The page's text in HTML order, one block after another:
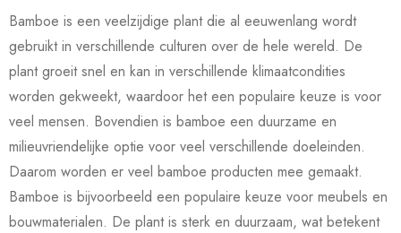
Bamboe is een veelzijdige plant die al eeuwenlang wordt
gebruikt in verschillende culturen over de hele wereld. De
plant groeit snel en kan in verschillende klimaatcondities
worden gekweekt, waardoor het een populaire keuze is voor
veel mensen. Bovendien is bamboe een duurzame en
milieuvriendelijke optie voor veel verschillende doeleinden.
Daarom worden er veel bamboe producten mee gemaakt.
Bamboe is bijvoorbeeld een populaire keuze voor meubels en
bouwmaterialen. De plant is sterk en duurzaam, wat betekent